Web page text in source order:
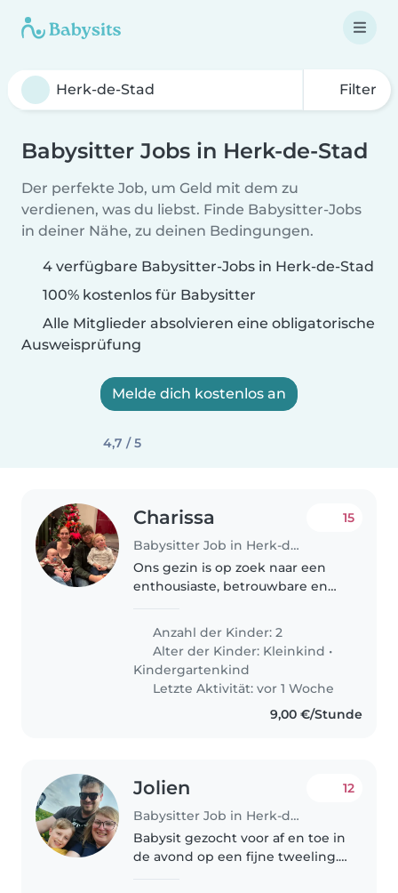
Filter
Babysitter Jobs in Herk-de-Stad
Der perfekte Job, um Geld mit dem zu
verdienen, was du liebst. Finde Babysitter-Jobs
in deiner Nähe, zu deinen Bedingungen.
4 verfügbare Babysitter-Jobs in Herk-de-Stad
100% kostenlos für Babysitter
Alle Mitglieder absolvieren eine obligatorische
Ausweisprüfung
Melde dich kostenlos an
4,7 / 5
Charissa
Babysitter Job in Herk-de-Stad
15
Ons gezin is op zoek naar een
enthousiaste, betrouwbare en
twee energieke kindjes (3 en 5
jaar oud) op te vangen. We
zoeken iemand die comfortabel
is met..
Anzahl der Kinder: 2
Alter der Kinder: Kleinkind •
Kindergartenkind
Letzte Aktivität: vor 1 Woche
9,00 €/Stunde
Jolien
Babysitter Job in Herk-de-Stad
12
Babysit gezocht voor af en toe in
de avond op een fijne tweeling.